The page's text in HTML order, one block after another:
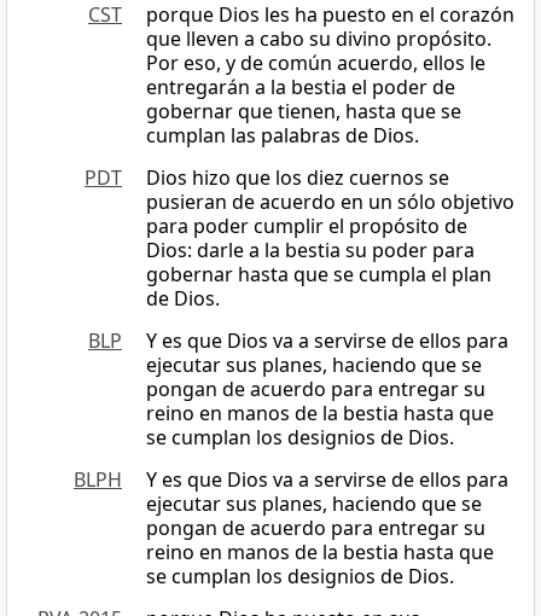
CST
porque Dios les ha puesto en el corazón
que lleven a cabo su divino propósito.
Por eso, y de común acuerdo, ellos le
entregarán a la bestia el poder de
gobernar que tienen, hasta que se
cumplan las palabras de Dios.
PDT
Dios hizo que los diez cuernos se
pusieran de acuerdo en un sólo objetivo
para poder cumplir el propósito de
Dios: darle a la bestia su poder para
gobernar hasta que se cumpla el plan
de Dios.
BLP
Y es que Dios va a servirse de ellos para
ejecutar sus planes, haciendo que se
pongan de acuerdo para entregar su
reino en manos de la bestia hasta que
se cumplan los designios de Dios.
BLPH
Y es que Dios va a servirse de ellos para
ejecutar sus planes, haciendo que se
pongan de acuerdo para entregar su
reino en manos de la bestia hasta que
se cumplan los designios de Dios.